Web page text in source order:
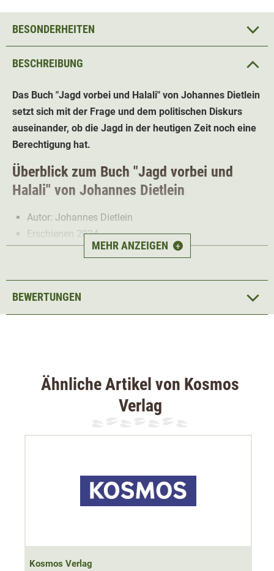
BESCHREIBUNG
Das Buch "Jagd vorbei und Halali" von Johannes Dietlein
setzt sich mit der Frage und dem politischen Diskurs
auseinander, ob die Jagd in der heutigen Zeit noch eine
Berechtigung hat.
Überblick zum Buch "Jagd vorbei und
Halali" von Johannes Dietlein
Autor: Johannes Dietlein
Erschienen 2024
ISBN: 978-3-440-18157-7
Abbildungen: 25
Maße: 13,50 x 21,50cm
Die Jagd und ihre gesetzliche Regelung in Deutschland
sind in die Kritik geraten. Immer häufier wird der Vorwurf
Und wer sollte an ihre Stelle treten? Wäre eine
Wildbestandsregulierung durch staatliche Wildhüter,
durch die einzelnen Grundeigentümer oder gar durch den
Alternative zur Jagd? In seinen fundierten und sachlichen
MEHR ANZEIGEN +
BESONDERHEITEN
BEWERTUNGEN
Ähnliche Artikel von Kosmos
Verlag
Kosmos Verlag